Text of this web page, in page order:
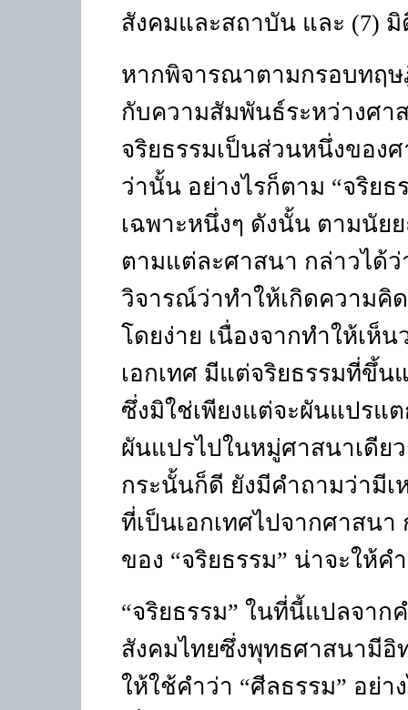
สังคมและสถาบัน และ (7) มิ
หากพิจารณาตามกรอบทฤษ
กับความสัมพันธ์ระหว่างศา
จริยธรรมเป็นส่วนหนึ่งของ
ว่านั้น อย่างไรก็ตาม “จริย
เฉพาะหนึ่งๆ ดังนั้น ตามนัย
ตามแต่ละศาสนา กล่าวได้
วิจารณ์ว่าทำให้เกิดความคิ
โดยง่าย เนื่องจากทำให้เห็
เอกเทศ มีแต่จริยธรรมที่ขึ้
ซึ่งมิใช่เพียงแต่จะผันแปรแ
ผันแปรไปในหมู่ศาสนาเดี
กระนั้นก็ดี ยังมีคำถามว่ามี
ที่เป็นเอกเทศไปจากศาสน
ของ “จริยธรรม” น่าจะให้
“จริยธรรม” ในที่นี้แปลจาก
สังคมไทยซึ่งพุทธศาสนามี
ให้ใช้คำว่า “ศีลธรรม” อย่า